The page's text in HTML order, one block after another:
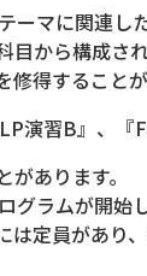
ーマに関連
目から構成さ
得することが
演習B』、『
あります。
ラムが開始し
定員があり